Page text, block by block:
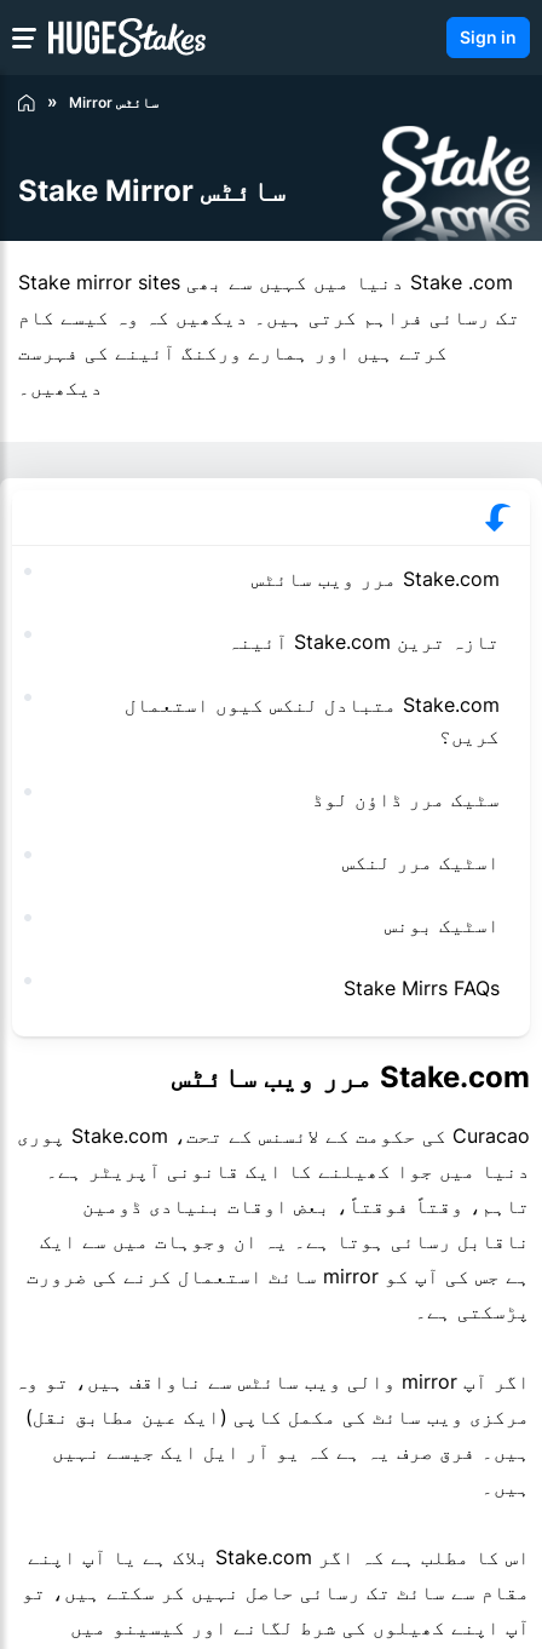
Sign in
Mirror سائٹس
Stake Mirror سائٹس
Stake mirror sites دنیا میں کہیں سے بھی Stake .com
تک رسائی فراہم کرتی ہیں۔ دیکھیں کہ وہ کیسے کام
کرتے ہیں اور ہمارے ورکنگ آئینے کی فہرست
دیکھیں۔
Stake.com مرر ویب سائٹس
تازہ ترین Stake.com آئینہ
Stake.com متبادل لنکس کیوں استعمال
کریں؟
سٹیک مرر ڈاؤن لوڈ
اسٹیک مرر لنکس
اسٹیک بونس
Stake Mirrs FAQs
Stake.com مرر ویب سائٹس
Curacao کی حکومت کے لائسنس کے تحت، Stake.com پوری
دنیا میں جوا کھیلنے کا ایک قانونی آپریٹر ہے۔
تاہم، وقتاً فوقتاً، بعض اوقات بنیادی ڈومین
ناقابل رسائی ہوتا ہے۔ یہ ان وجوہات میں سے ایک
ہے جس کی آپ کو mirror سائٹ استعمال کرنے کی ضرورت
پڑسکتی ہے۔
اگر آپ mirror والی ویب سائٹس سے ناواقف ہیں، تو وہ
مرکزی ویب سائٹ کی مکمل کاپی (ایک عین مطابق نقل)
ہیں۔ فرق صرف یہ ہے کہ یو آر ایل ایک جیسے نہیں
ہیں۔
اس کا مطلب ہے کہ اگر Stake.com بلاک ہے یا آپ اپنے
مقام سے سائٹ تک رسائی حاصل نہیں کر سکتے ہیں، تو
آپ اپنے کھیلوں کی شرط لگانے اور کیسینو میں